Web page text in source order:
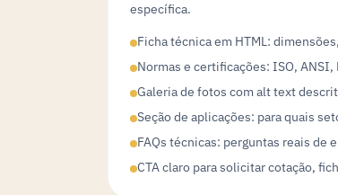
específica.
Ficha técnica em HTML:
Normas e certificações: ISO, ANSI,
Galeria de fotos com alt text
Seção de aplicações: para quais
FAQs técnicas: perguntas reais de
CTA claro para solicitar cotação,